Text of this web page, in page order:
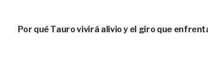
Por qué Tauro vivirá alivio y el giro que